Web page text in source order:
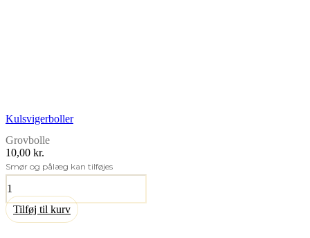
Kulsvigerboller
Grovbolle
10,00 kr.
Smør og pålæg kan tilføjes
Kulsvigerboller
antal
Tilføj til kurv